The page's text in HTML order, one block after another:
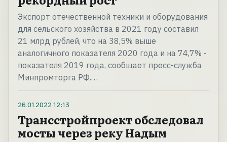
Экспорт отечественной техники и оборудования
для сельского хозяйства в 2021 году составил
21 млрд рублей, что на 38,5% выше
аналогичного показателя 2020 года и на 74,7% -
показателя 2019 года, сообщает пресс-служба
Минпромторга РФ.…
26.01.2022 12:13
Трансстройпроект обследовал
мосты через реку Надым